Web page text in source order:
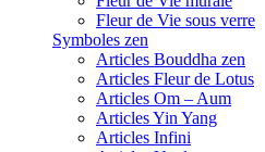
Fleur de Vie sous verre
Symboles zen
Articles Bouddha zen
Articles Fleur de Lotus
Articles Om – Aum
Articles Yin Yang
Articles Infini